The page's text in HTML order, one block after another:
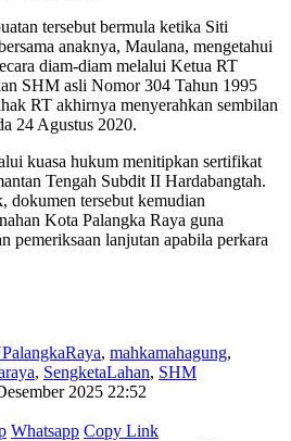
tersebut bermula ketika Siti
anaknya, Maulana, mengetahui
diam-diam melalui Ketua RT
SHM asli Nomor 304 Tahun 1995
RT akhirnya menyerahkan sembilan
24 Agustus 2020.
kuasa hukum menitipkan sertifikat
Tengah Subdit II Hardabangtah.
dokumen tersebut kemudian
Kota Palangka Raya guna
pemeriksaan lanjutan apabila perkara
, mahkamahagung,
, SengketaLahan, SHM
2025 22:52
Whatsapp Copy Link